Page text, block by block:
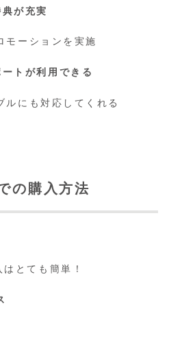
が充実
モーションを実施
トが利用できる
ルにも対応してくれる
の購入方法
とても簡単！